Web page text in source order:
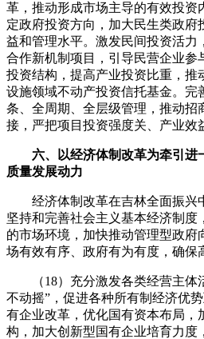
革，推动形成市场主导的有效投资
定政府投资方向，加大民生类政府
益和管理水平。激发民间投资活力
合作新机制项目，引导民营企业参
投资结构，提高产业投资比重，推
设施领域不动产投资信托基金。完
条、全周期、全层级管理，推动招
接，严把项目投资强度关、产业效
六、以经济体制改革为牵引进
质量发展动力
经济体制改革在吉林全面振兴
坚持和完善社会主义基本经济制度
的市场环境，加快推动管理型政府
场有效有序、政府有为有度，确保
（18）充分激发各类经营主体
不动摇”，促进各种所有制经济优
有企业改革，优化国有资本布局，
构，加大创新型国有企业培育力度